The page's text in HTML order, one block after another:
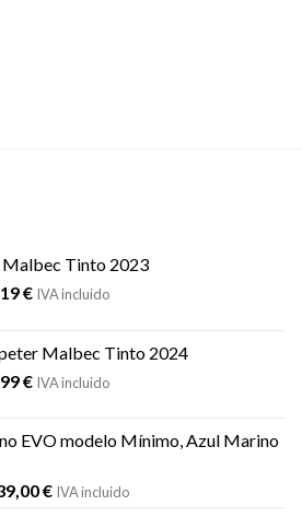
Malbec Tinto 2023
€.
€El
es:
19,19 €.
IVA incluido
Malbec Tinto 2024
€El
es:
IVA incluido
EVO modelo Mínimo, Azul Marino
€ElIVA incluido